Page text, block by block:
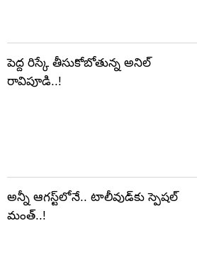
పెద్ద రిస్కే తీసుకోబోతున్న అనిల్
రావిపూడి..!
అన్నీ ఆగస్ట్‌లోనే.. టాలీవుడ్‌కు స్పెషల్
మంత్..!